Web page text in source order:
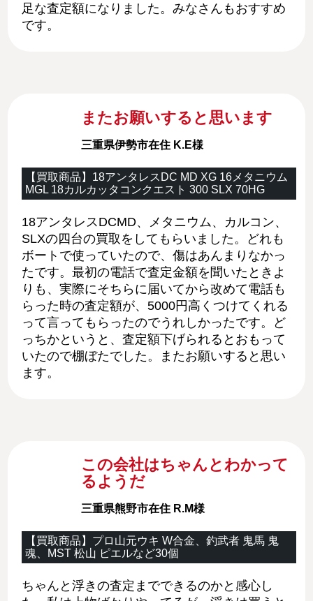
足な査定額になりました。みなさんもおすすめ
です。
またお願いすると思います
三重県伊勢市在住 K.E様
【買取商品】18アンタレスDC MD XG 16メタニウム
MGL 18カルカッタコンクエスト 300 SLX 70HG
18アンタレスDCMD、メタニウム、カルコン、
SLXの四台の買取をしてもらいました。どれも
ボートで使っていたので、傷はあんまりなかっ
たです。最初の電話で査定金額を聞いたときよ
りも、実際にそちらに届いてから改めて電話も
らった時の査定額が、5000円高くつけてくれる
って言ってもらったのでうれしかったです。ど
っちかというと、査定額下げられるとおもって
いたので棚ぼたでした。またお願いすると思い
ます。
この会社はちゃんとわかって
るようだ
三重県熊野市在住 R.M様
【買取商品】プロ山元ウキ W合金、釣武者 鬼馬 鬼
魂、MST 松山 ピエルなど30個
ちゃんと浮きの査定までできるのかと感心し